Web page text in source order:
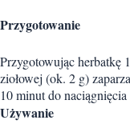
Przygotowanie
Przygotowując herbatkę
ziołowej (ok. 2 g)
10 minut do
Używanie